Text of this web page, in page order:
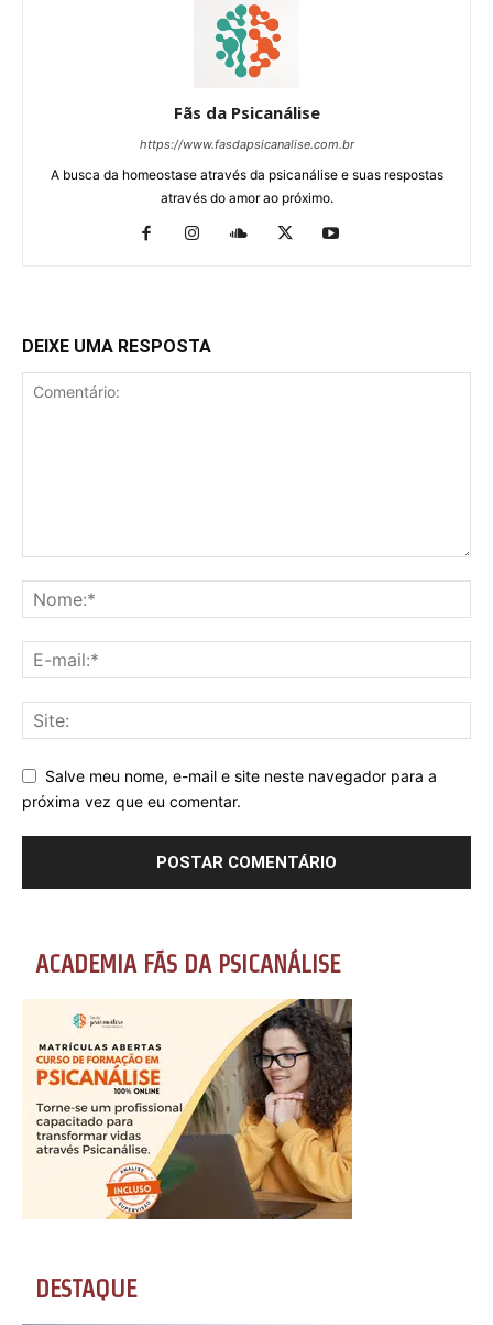
Fãs da Psicanálise
https://www.fasdapsicanalise.com.br
A busca da homeostase através da psicanálise e suas respostas
através do amor ao próximo.
DEIXE UMA RESPOSTA
Salve meu nome, e-mail e site neste navegador para a
próxima vez que eu comentar.
ACADEMIA FÃS DA PSICANÁLISE
DESTAQUE